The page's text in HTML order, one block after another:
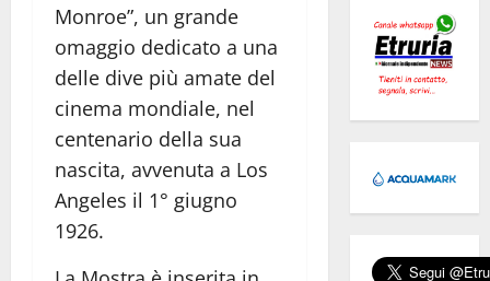
Monroe”, un grande
omaggio dedicato a una
delle dive più amate del
cinema mondiale, nel
centenario della sua
nascita, avvenuta a Los
Angeles il 1° giugno
1926.